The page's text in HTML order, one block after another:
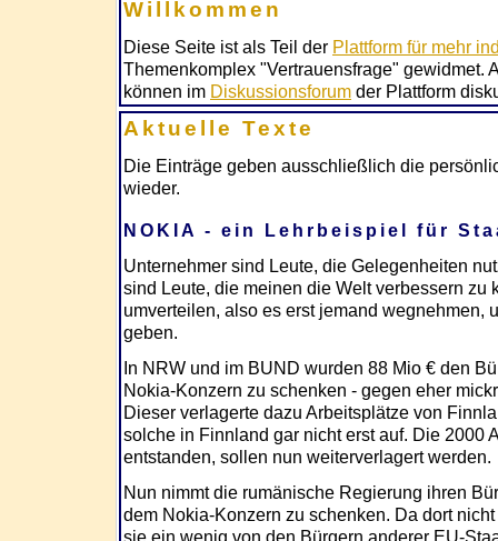
Willkommen
Diese Seite ist als Teil der Plattform für mehr
Themenkomplex "Vertrauensfrage" gewidmet.
können im Diskussionsforum der Plattform
Aktuelle Texte
Die Einträge geben ausschließlich die
wieder.
NOKIA - ein Lehrbeispiel für
Unternehmer sind Leute, die Gelegenheiten
sind Leute, die meinen die Welt verbessern zu
umverteilen, also es erst jemand wegnehmen,
geben.
In NRW und im BUND wurden 88 Mio € den
Nokia-Konzern zu schenken - gegen eher
Dieser verlagerte dazu Arbeitsplätze von
solche in Finnland gar nicht erst auf. Die 2000
entstanden, sollen nun weiterverlagert werden.
Nun nimmt die rumänische Regierung ihren
dem Nokia-Konzern zu schenken. Da dort
sie ein wenig von den Bürgern anderer EU-